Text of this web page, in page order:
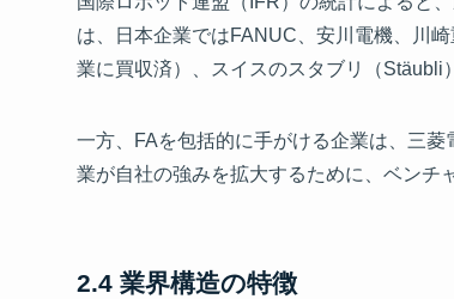
は、日本企業ではFANUC、安川電機、川
業に買収済）、スイスのスタブリ（Stäubli
一方、FAを包括的に手がける企業は、三
業が自社の強みを拡大するために、ベンチ
2.4 業界構造の特徴